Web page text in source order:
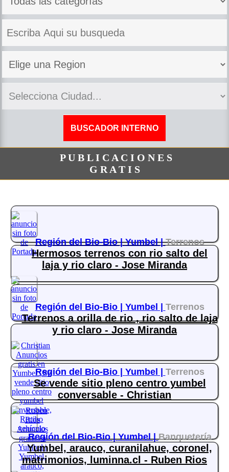
P U B L I C A C I O N E S
G R A T I S
Región del Bio-Bio |Yumbel |Terrenos
Hermosos terrenos con rio salto del
laja y rio claro - Jose Miranda
Región del Bio-Bio | Yumbel | Terrenos
Terrenos a orilla de rio , rio salto de laja
y rio claro - Jose Miranda
Región del Bio-Bio | Yumbel | Terrenos
Se vende sitio pleno centro yumbel
conversable - Christian
Región del Bio-Bio |Yumbel |Banquetería
Yumbel, arauco, curanilahue, coronel,
matrimonios, luminna.cl - Ruben Rios